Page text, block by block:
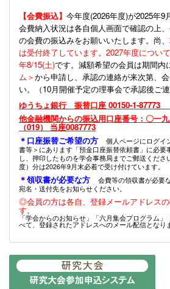
【会費振込】 今年度(2026年度)が2025年9
会費納入状況は各自個人画面で確認の上
の会費の振込みをお願いいたします。尚、
は受付終了しています。2027年度につい
年8/15(土)です。減額希望の会員は期間内
ム＞から申請し、承認の連絡が来次第、
い。（10月開催予定の理事会で承認後ご
ゆうちょ銀行 振替口座 00150-1-87773
他金融機関からの振込用口座番号：〇一
（019） 当座0087773
＊口座振替ご希望の方
個人ページにログイ
書等＞にあります「預金口座振替依頼書」に必要
し、押印したものを学会事務局までご郵送くださ
度）分は2026年9月末必着で受け付けています。
＊領収書が必要な方
会費等の領収書が必要
宛名・送付先をお知らせください。
◎会員の方は各自、登録メールアドレス
す。
「学会からのお知らせ」「六月集会プログラム
べて、登録されたアドレスへのメール配信となり